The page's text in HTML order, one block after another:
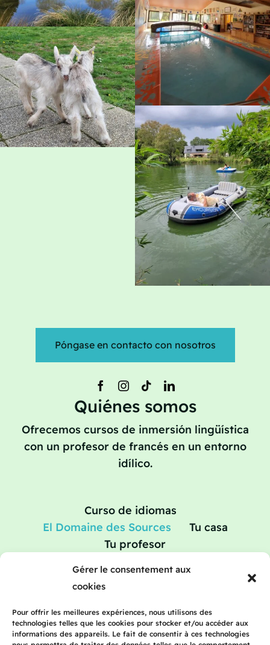
Gérer le consentement aux
cookies
Pour offrir les meilleures expériences, nous utilisons des
technologies telles que les cookies pour stocker et/ou accéder aux
informations des appareils. Le fait de consentir à ces technologies
Póngase en contacto con nosotros
Quiénes somos
Ofrecemos cursos de inmersión lingüística
con un profesor de francés en un entorno
idílico.
Curso de idiomas
El Domaine des Sources
Tu casa
Tu profesor
repaso en francés
Tarifas
Póngase en contacto con